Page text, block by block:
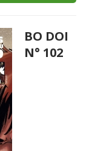
BO DOI
N° 102